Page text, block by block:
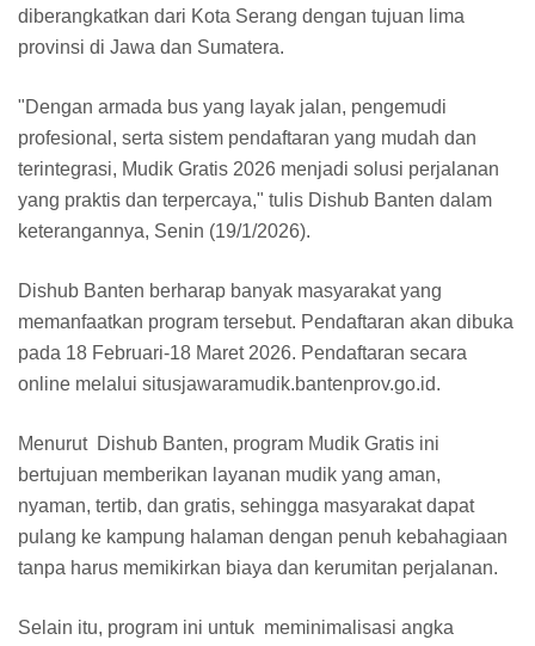
diberangkatkan dari Kota Serang dengan tujuan lima
provinsi di Jawa dan Sumatera.
"Dengan armada bus yang layak jalan, pengemudi
profesional, serta sistem pendaftaran yang mudah dan
terintegrasi, Mudik Gratis 2026 menjadi solusi perjalanan
yang praktis dan terpercaya," tulis Dishub Banten dalam
keterangannya, Senin (19/1/2026).
Dishub Banten berharap banyak masyarakat yang
memanfaatkan program tersebut. Pendaftaran akan dibuka
pada 18 Februari-18 Maret 2026. Pendaftaran secara
online melalui situsjawaramudik.bantenprov.go.id.
Menurut Dishub Banten, program Mudik Gratis ini
bertujuan memberikan layanan mudik yang aman,
nyaman, tertib, dan gratis, sehingga masyarakat dapat
pulang ke kampung halaman dengan penuh kebahagiaan
tanpa harus memikirkan biaya dan kerumitan perjalanan.
Selain itu, program ini untuk meminimalisasi angka